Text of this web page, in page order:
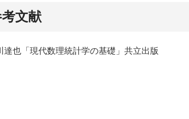
文献
達也「現代数理統計学の基礎」共立出版